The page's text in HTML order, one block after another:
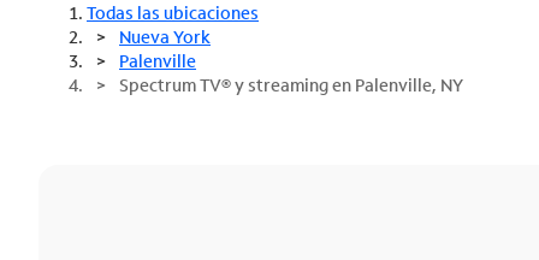
Todas las ubicaciones
Nueva York
Palenville
Spectrum TV® y streaming en Palenville, NY